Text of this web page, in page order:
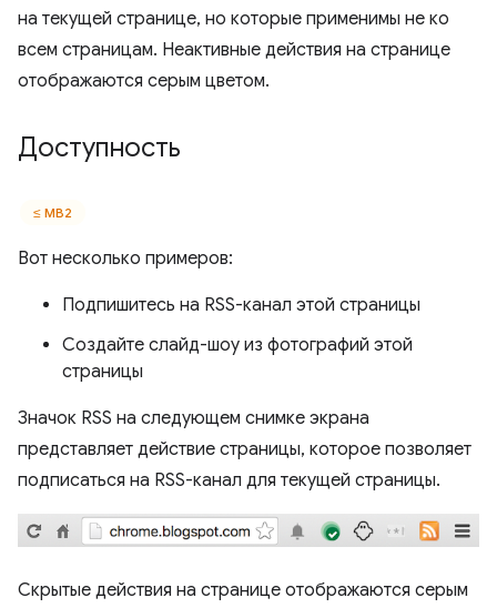
на текущей странице, но которые применимы не ко
всем страницам. Неактивные действия на странице
отображаются серым цветом.
Доступность
≤ МВ2
Вот несколько примеров:
Подпишитесь на RSS-канал этой страницы
Создайте слайд-шоу из фотографий этой
страницы
Значок RSS на следующем снимке экрана
представляет действие страницы, которое позволяет
подписаться на RSS-канал для текущей страницы.
Скрытые действия на странице отображаются серым